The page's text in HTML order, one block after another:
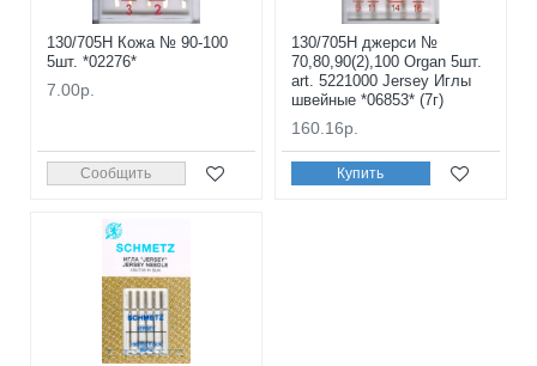
130/705H Кожа № 90-100
5шт. *02276*
7.00р.
Сообщить
130/705H джерси №
70,80,90(2),100 Organ 5шт.
art. 5221000 Jersey Иглы
швейные *06853* (7г)
160.16р.
Купить